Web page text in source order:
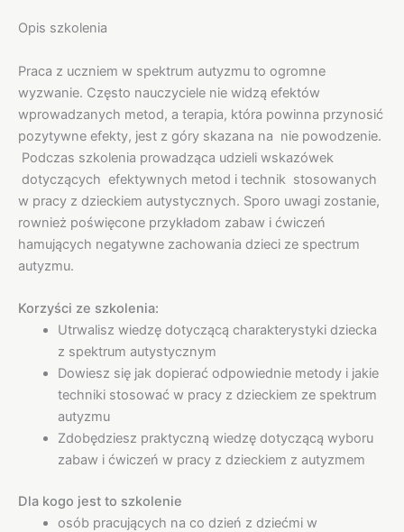
Opis szkolenia
Praca z uczniem w spektrum autyzmu to ogromne
wyzwanie. Często nauczyciele nie widzą efektów
wprowadzanych metod, a terapia, która powinna przynosić
pozytywne efekty, jest z góry skazana na nie powodzenie.
Podczas szkolenia prowadząca udzieli wskazówek
dotyczących efektywnych metod i technik stosowanych
w pracy z dzieckiem autystycznych. Sporo uwagi zostanie,
rownież poświęcone przykładom zabaw i ćwiczeń
hamujących negatywne zachowania dzieci ze spectrum
autyzmu.
Korzyści ze szkolenia:
Utrwalisz wiedzę dotyczącą charakterystyki dziecka
z spektrum autystycznym
Dowiesz się jak dopierać odpowiednie metody i jakie
techniki stosować w pracy z dzieckiem ze spektrum
autyzmu
Zdobędziesz praktyczną wiedzę dotyczącą wyboru
zabaw i ćwiczeń w pracy z dzieckiem z autyzmem
Dla kogo jest to szkolenie
osób pracujących na co dzień z dziećmi w